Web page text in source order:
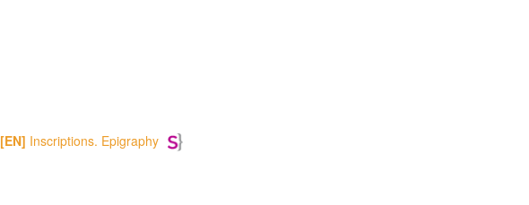
[EN] Inscriptions. Epigraphy